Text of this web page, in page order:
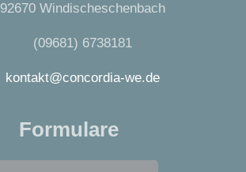
92670 Windischeschenbach
(09681) 6738181
kontakt@concordia-we.de
Formulare